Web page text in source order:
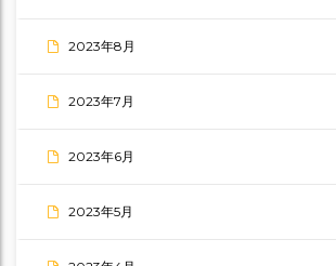
2023年8月
2023年7月
2023年6月
2023年5月